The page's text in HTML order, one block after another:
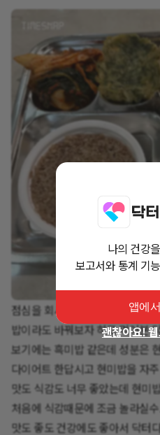
점심을 회사 구내 식당에서 먹는
밥이라도 바꿔보자 하고 먹어본
보기에는 흑미밥 같은데 성분은
다이어트 한답시고 현미밥을 자
맛도 식감도 너무 좋았는데 현미
처음에 식감때문에 조금 놀라실
맛도 좋도 건강에도 좋아서 닥터
나의 건강
보고서와 통계 기
앱에
괜찮아요!